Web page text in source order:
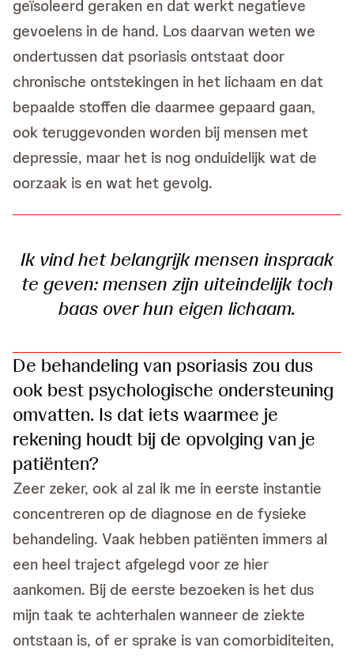
geïsoleerd geraken en dat werkt negatieve
gevoelens in de hand. Los daarvan weten we
ondertussen dat psoriasis ontstaat door
chronische ontstekingen in het lichaam en dat
bepaalde stoffen die daarmee gepaard gaan,
ook teruggevonden worden bij mensen met
depressie, maar het is nog onduidelijk wat de
oorzaak is en wat het gevolg.
Ik vind het belangrijk mensen inspraak
te geven: mensen zijn uiteindelijk toch
baas over hun eigen lichaam.
De behandeling van psoriasis zou dus
ook best psychologische ondersteuning
omvatten. Is dat iets waarmee je
rekening houdt bij de opvolging van je
patiënten?
Zeer zeker, ook al zal ik me in eerste instantie
concentreren op de diagnose en de fysieke
behandeling. Vaak hebben patiënten immers al
een heel traject afgelegd voor ze hier
aankomen. Bij de eerste bezoeken is het dus
mijn taak te achterhalen wanneer de ziekte
ontstaan is, of er sprake is van comorbiditeiten,